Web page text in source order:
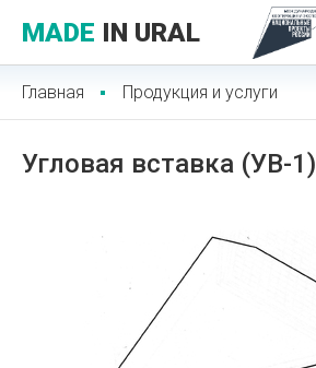
MADE IN URAL
Главная Продукция и услуги
Угловая вставка (УВ-1)